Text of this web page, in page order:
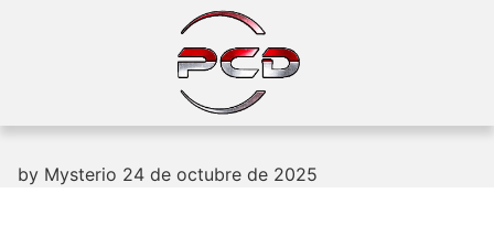
by Mysterio 24 de octubre de 2025